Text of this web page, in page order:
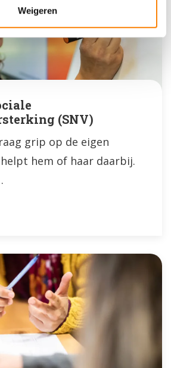
Weigeren
(SNV)
grip op de eigen
hem of haar daarbij.